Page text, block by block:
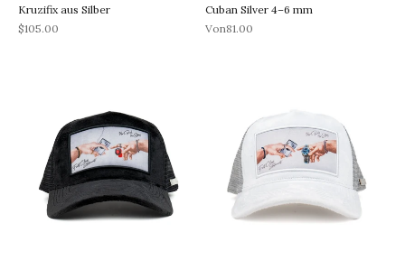
Kruzifix aus Silber
REA-pris
$105.00
Cuban Silver 4–6 mm
REA-pris
Von81.00